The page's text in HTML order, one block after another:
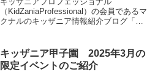
（KidZaniaProfessional）の会員であるマ
クナルのキッザニア情報紹介ブログ「キ
サーの一覧となります。皆様の参考にな
りましたら幸いです。
キッザニア甲子園 2025年3月の
限定イベントのご紹介